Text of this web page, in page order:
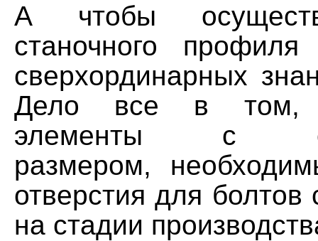
А чтобы
станочного
сверхординарных
Дело все в том,
элементы с
размером,
отверстия для
на стадии